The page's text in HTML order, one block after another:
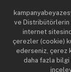
ve Distribütörlerin
internet
çerezler (cookie)
ederseniz, çerez
daha fazla bilgi